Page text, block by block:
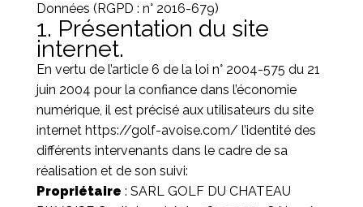
Données (RGPD : n° 2016-679)
1. Présentation du site
internet.
En vertu de l’article 6 de la loi n° 2004-575 du 21
juin 2004 pour la confiance dans l’économie
numérique, il est précisé aux utilisateurs du site
internet https://golf-avoise.com/ l’identité des
différents intervenants dans le cadre de sa
réalisation et de son suivi:
Propriétaire : SARL GOLF DU CHATEAU